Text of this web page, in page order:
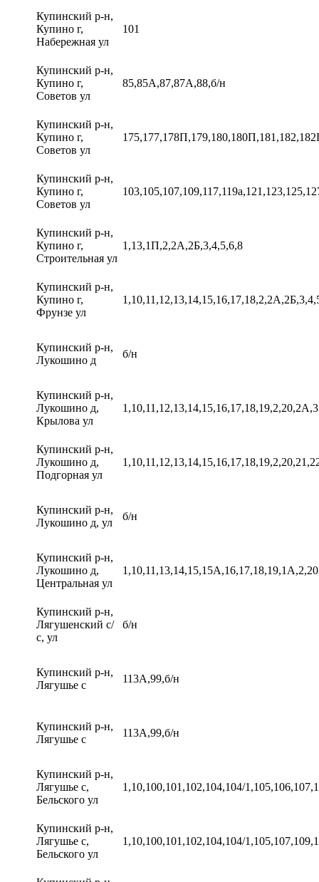
Купинский р-н,
Купино г,
Набережная ул
101
Купинский р-н,
Купино г,
Советов ул
85,85А,87,87А,88,б/н
Купинский р-н,
Купино г,
Советов ул
Купинский р-н,
Купино г,
Советов ул
Купинский р-н,
Купино г,
Строительная ул
1,13,1П,2,2А,2Б,3,4,5,6,8
Купинский р-н,
Купино г,
Фрунзе ул
Купинский р-н,
Лукошино д
б/н
Купинский р-н,
Лукошино д,
Крылова ул
Купинский р-н,
Лукошино д,
Подгорная ул
Купинский р-н,
Лукошино д, ул
б/н
Купинский р-н,
Лукошино д,
Центральная ул
Купинский р-н,
Лягушенский с/
с, ул
б/н
Купинский р-н,
Лягушье с
113А,99,б/н
Купинский р-н,
Лягушье с
113А,99,б/н
Купинский р-н,
Лягушье с,
Бельского ул
1,10,100,101,102,104,104/
Купинский р-н,
Лягушье с,
Бельского ул
1,10,100,101,102,104,104/